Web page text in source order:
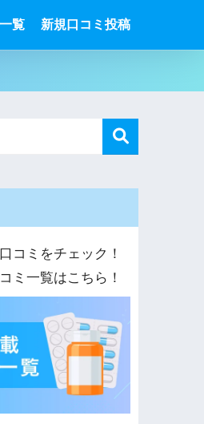
覧 新規口コミ投稿
コミをチェック！
ミ一覧はこちら！